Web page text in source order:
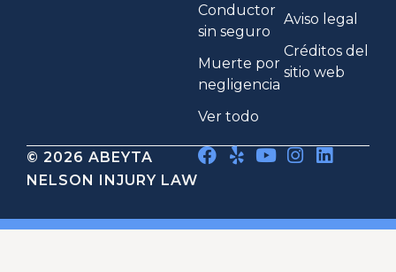
Conductor
sin seguro
Muerte por
negligencia
Ver todo
Aviso legal
Créditos del
sitio web
© 2026 ABEYTA
NELSON INJURY LAW